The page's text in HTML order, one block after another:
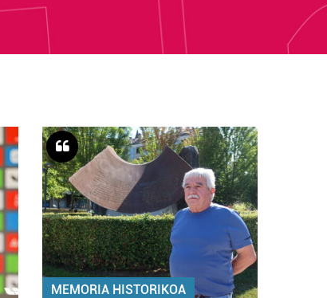
MEMORIA HISTORIKOA